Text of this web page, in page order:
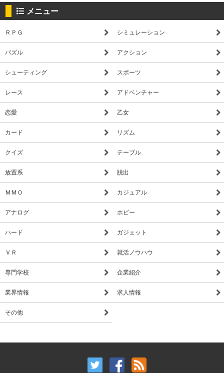
メニュー
ＲＰＧ シミュレーション
パズル アクション
シューティング スポーツ
レース アドベンチャー
恋愛 乙女
カード リズム
クイズ テーブル
放置系 脱出
ＭＭＯ カジュアル
アナログ ホビー
ハード ガジェット
ＶＲ 就活ノウハウ
専門学校 企業紹介
業界情報 求人情報
その他